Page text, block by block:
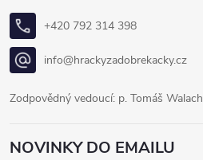
+420 792 314 398
info@hrackyzadobrekacky.cz
Zodpovědný vedoucí: p. Tomáš Walach
NOVINKY DO EMAILU